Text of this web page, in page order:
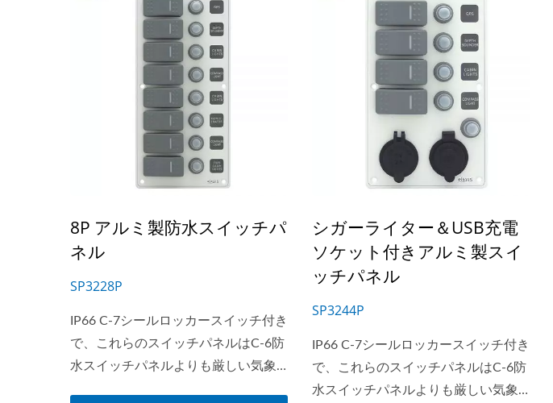
8P アルミ製防水スイッチパ
ネル
SP3228P
IP66 C-7シールロッカースイッチ付き
で、これらのスイッチパネルはC-6防
水スイッチパネルよりも厳しい気象
シガーライター＆USB充電
ソケット付きアルミ製スイ
ッチパネル
SP3244P
IP66 C-7シールロッカースイッチ付き
で、これらのスイッチパネルはC-6防
水スイッチパネルよりも厳しい気象